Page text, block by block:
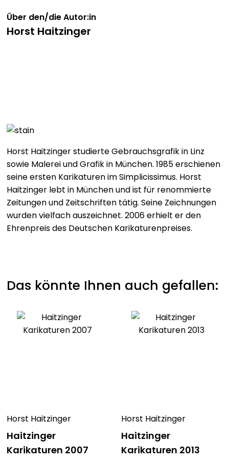
Über den/die Autor:in
Horst Haitzinger
Horst Haitzinger studierte Gebrauchsgrafik in Linz
sowie Malerei und Grafik in München. 1985 erschienen
seine ersten Karikaturen im Simplicissimus. Horst
Haitzinger lebt in München und ist für renommierte
Zeitungen und Zeitschriften tätig. Seine Zeichnungen
wurden vielfach auszeichnet. 2006 erhielt er den
Ehrenpreis des Deutschen Karikaturenpreises.
Das könnte Ihnen auch gefallen:
Horst Haitzinger
Haitzinger
Karikaturen 2007
Horst Haitzinger
Haitzinger
Karikaturen 2013